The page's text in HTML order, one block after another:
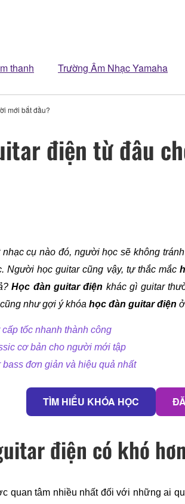
thanh Trường Âm Nhạc Yamaha
mới bắt đầu?
điện từ đâu
cụ nào đó, người học sẽ không
Người học guitar cũng vậy, tự thắc mắc
Học đàn guitar điện khác gì guitar
như gợi ý khóa học đàn guitar điện
tốc nhanh thành công
cơ bản cho người mới tập
đơn giản và hiệu quả nhất
TÌM HIỂU KHÓA HỌC
điện có khó
quan tâm nhiều nhất đối với những ai